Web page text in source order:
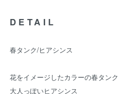
DETAIL
春タンク/ヒアシンス
花をイメージしたカラーの春タンク
大人っぽいヒアシンス